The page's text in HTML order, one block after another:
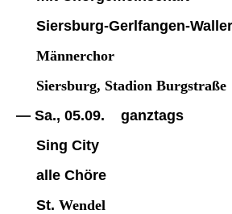
Siersburg-Gerlfangen-
Männerchor
Siersburg, Stadion Burgstraße
— Sa., 05.09. ganztags
Sing City
alle Chöre
St. Wendel